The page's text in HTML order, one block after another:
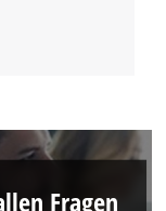
Fragen